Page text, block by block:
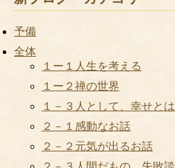
予備
全体
１ー１人生を考える
１ー２禅の世界
１－３人として、幸せとは
２－１感動なお話
２－２元気が出るお話